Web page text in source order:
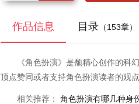
作品信息 目录 （153章）
《角色扮演》是颓精心创作的
顶点赞同或者支持角色扮演读者的观点
相关推荐： 角色扮演有哪几种身